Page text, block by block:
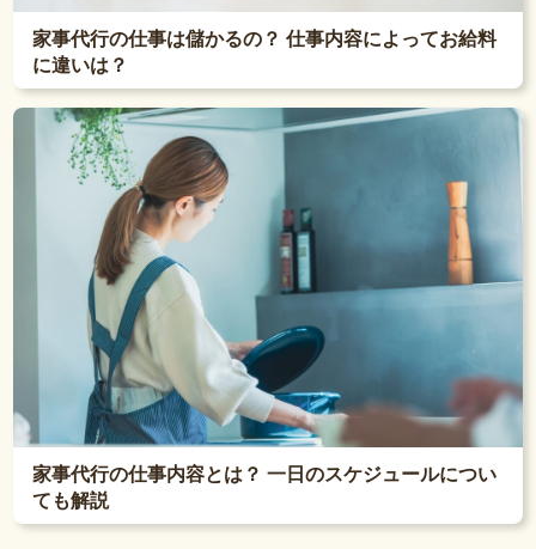
家事代行の仕事は儲かるの？ 仕事内容によってお給料
に違いは？
家事代行の仕事内容とは？ 一日のスケジュールについ
ても解説